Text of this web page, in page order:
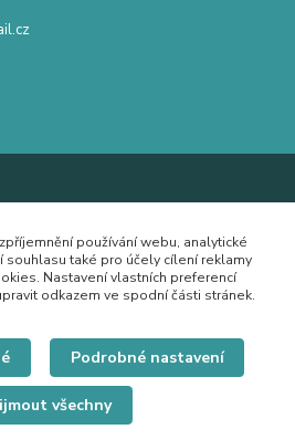
používání webu, analytické
souhlasu také pro účely cílení reklamy
Nastavení vlastních preferencí
odkazem ve spodní části stránek.
Podrobné nastavení
všechny